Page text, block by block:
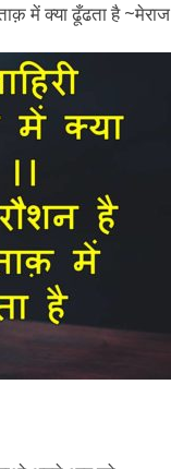
में क्या ढूँढता है ~मेराज